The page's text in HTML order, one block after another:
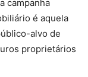
campanha
é aquela
alvo de
proprietários